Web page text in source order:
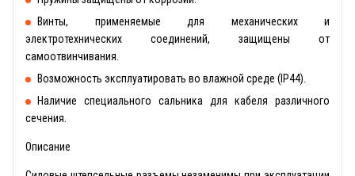
Винты, применяемые для механических и
электротехнических соединений, защищены от
самоотвинчивания.
Возможность эксплуатировать во влажной среде (IP44).
Наличие специального сальника для кабеля различного
сечения.
Описание